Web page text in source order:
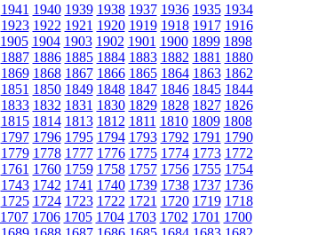
1941 1940 1939 1938 1937 1936 1935 1934
1923 1922 1921 1920 1919 1918 1917 1916
1905 1904 1903 1902 1901 1900 1899 1898
1887 1886 1885 1884 1883 1882 1881 1880
1869 1868 1867 1866 1865 1864 1863 1862
1851 1850 1849 1848 1847 1846 1845 1844
1833 1832 1831 1830 1829 1828 1827 1826
1815 1814 1813 1812 1811 1810 1809 1808
1797 1796 1795 1794 1793 1792 1791 1790
1779 1778 1777 1776 1775 1774 1773 1772
1761 1760 1759 1758 1757 1756 1755 1754
1743 1742 1741 1740 1739 1738 1737 1736
1725 1724 1723 1722 1721 1720 1719 1718
1707 1706 1705 1704 1703 1702 1701 1700